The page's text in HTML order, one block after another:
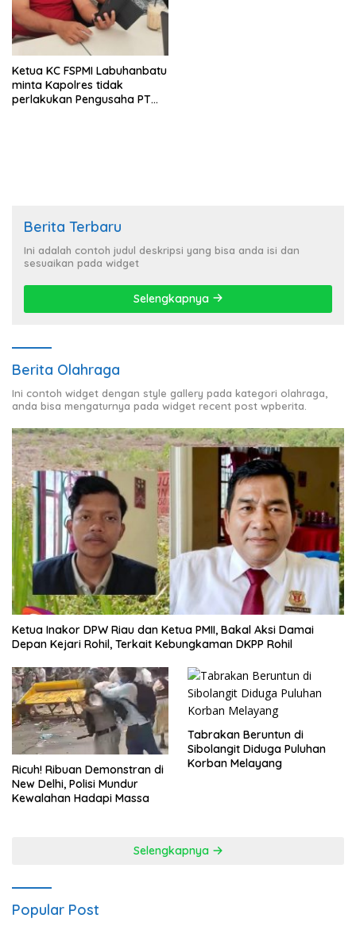
Ketua KC FSPMI Labuhanbatu
minta Kapolres tidak
perlakukan Pengusaha PT
Berita Terbaru
Ini adalah contoh judul deskripsi yang bisa anda isi dan
sesuaikan pada widget
Selengkapnya
Berita Olahraga
Ini contoh widget dengan style gallery pada kategori olahraga,
anda bisa mengaturnya pada widget recent post wpberita.
Ketua Inakor DPW Riau dan Ketua PMII, Bakal Aksi Damai
Depan Kejari Rohil, Terkait Kebungkaman DKPP Rohil
Ricuh! Ribuan Demonstran di
New Delhi, Polisi Mundur
Kewalahan Hadapi Massa
Tabrakan Beruntun di
Sibolangit Diduga Puluhan
Korban Melayang
Selengkapnya
Popular Post